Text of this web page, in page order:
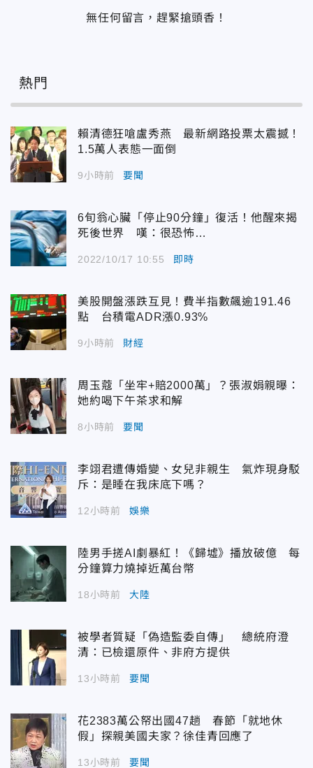
無任何留言，趕緊搶頭香！
熱門
賴清德狂嗆盧秀燕 最新網路投票太震撼！
1.5萬人表態一面倒
9小時前 要聞
6旬翁心臟「停止90分鐘」復活！他醒來揭
死後世界 嘆：很恐怖…
2022/10/17 10:55 即時
美股開盤漲跌互見！費半指數飆逾191.46
點 台積電ADR漲0.93%
9小時前 財經
周玉蔻「坐牢+賠2000萬」？張淑娟親曝：
她約喝下午茶求和解
8小時前 要聞
李翊君遭傳婚變、女兒非親生 氣炸現身駁
斥：是睡在我床底下嗎？
12小時前 娛樂
陸男手搓AI劇暴紅！《歸墟》播放破億 每
分鐘算力燒掉近萬台幣
18小時前 大陸
被學者質疑「偽造監委自傳」 總統府澄
清：已檢還原件、非府方提供
13小時前 要聞
花2383萬公帑出國47趟 春節「就地休
假」探親美國夫家？徐佳青回應了
13小時前 要聞